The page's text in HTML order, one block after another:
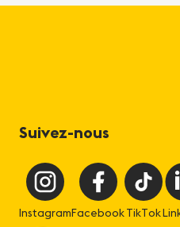
Suivez-nous
InstagramFacebookTikTok